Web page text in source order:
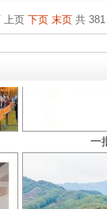
上页 下页 末页共 381